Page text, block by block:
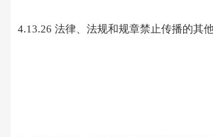
4.13.26 法律、法规和规章禁止传播的其